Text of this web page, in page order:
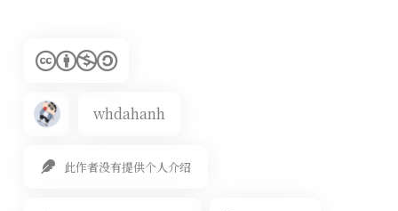
whdahanh
此作者没有提供个人介绍